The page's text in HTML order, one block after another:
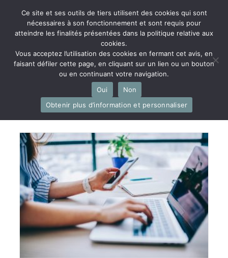
Menu
Actualités
Ce site et ses outils de tiers utilisent des cookies qui sont
nécessaires à son fonctionnement et sont requis pour
atteindre les finalités présentées dans la politique relative aux
cookies.
Vous acceptez l’utilisation des cookies en fermant cet avis, en
faisant défiler cette page, en cliquant sur un lien ou un bouton
ou en continuant votre navigation.
Oui
Non
Obtenir plus d’information et personnaliser